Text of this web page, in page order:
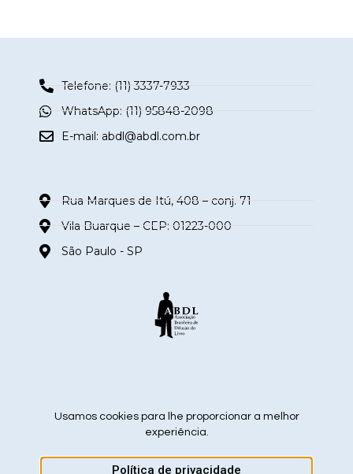
Telefone: (11) 3337-7933
WhatsApp: (11) 95848-2098
E-mail: abdl@abdl.com.br
Rua Marques de Itú, 408 – conj. 71
Vila Buarque – CEP: 01223-000
São Paulo - SP
siga nas redes sociais
Usamos cookies para lhe proporcionar a melhor
experiência.
Política de privacidade